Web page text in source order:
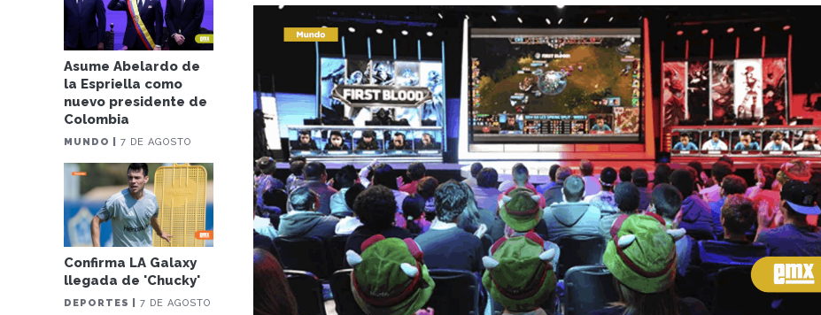
Asume Abelardo de
la Espriella como
nuevo presidente de
Colombia
MUNDO | 7 DE AGOSTO
Confirma LA Galaxy
llegada de 'Chucky'
DEPORTES | 7 DE AGOSTO